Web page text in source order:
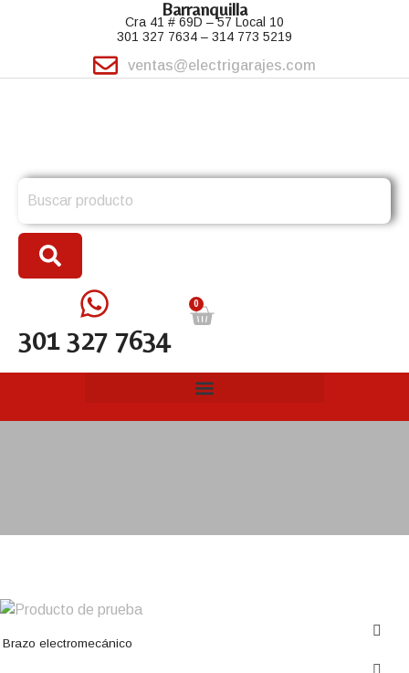
Barranquilla
Cra 41 # 69D – 57 Local 10
301 327 7634 – 314 773 5219
ventas@electrigarajes.com
for:
301 327 7634
0
Brazo electromecánico